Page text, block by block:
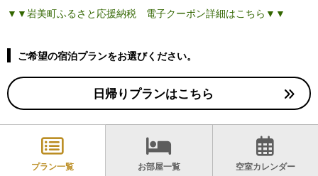
▼▼岩美町ふるさと応援納税 電子クーポン詳細はこちら▼▼
ご希望の宿泊プランをお選びください。
日帰りプランはこちら
プラン一覧 お部屋一覧 空室カレンダー